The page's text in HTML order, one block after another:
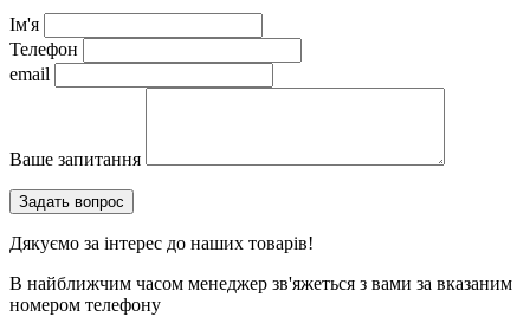
Ім'я
Телефон
email
Ваше запитання
Дякуємо за інтерес до наших товарів!
В найближчим часом менеджер зв'яжеться з вами за вказаним
номером телефону